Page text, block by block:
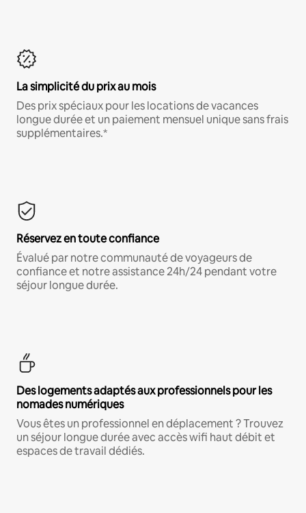
La simplicité du prix au mois
Des prix spéciaux pour les locations de vacances
longue durée et un paiement mensuel unique sans frais
supplémentaires.*
Réservez en toute confiance
Évalué par notre communauté de voyageurs de
confiance et notre assistance 24h/24 pendant votre
séjour longue durée.
Des logements adaptés aux professionnels pour les
nomades numériques
Vous êtes un professionnel en déplacement ? Trouvez
un séjour longue durée avec accès wifi haut débit et
espaces de travail dédiés.